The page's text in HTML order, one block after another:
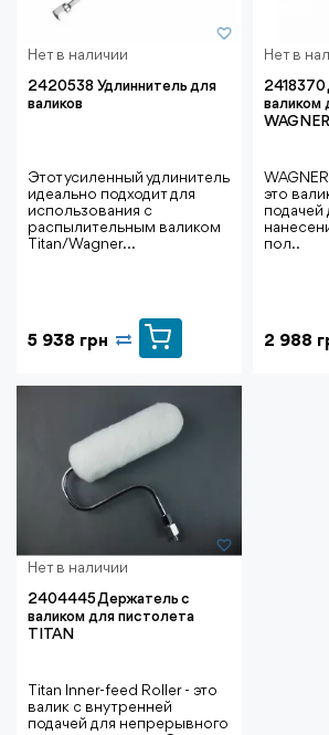
Нет в наличии
2420538 Удлиннитель для
валиков
Этот усиленный удлинитель
идеально подходит для
использования с
распылительным валиком
Titan/Wagner...
5 938 грн
Нет в
2418370
валиком
WAGNER
это
подачей
пол..
2 988
Нет в наличии
2404445 Держатель с
валиком для пистолета
TITAN
Titan Inner-feed Roller - это
валик с внутренней
подачей для непрерывного